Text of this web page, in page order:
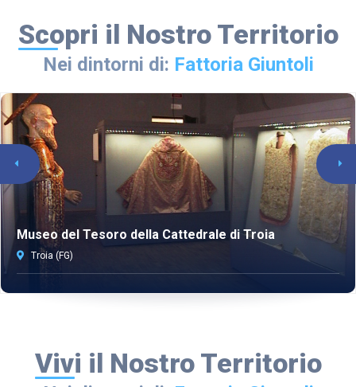
Scopri il Nostro Territorio
Nei dintorni di: Fattoria Giuntoli
Museo del Tesoro della Cattedrale di Troia
Troia (FG)
Vivi il Nostro Territorio